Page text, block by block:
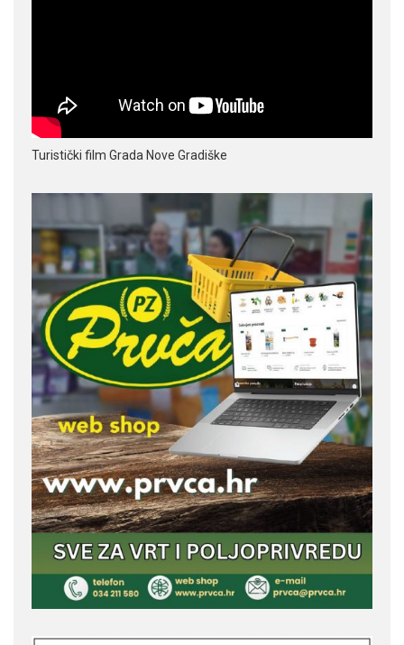
Turistički film Grada Nove Gradiške